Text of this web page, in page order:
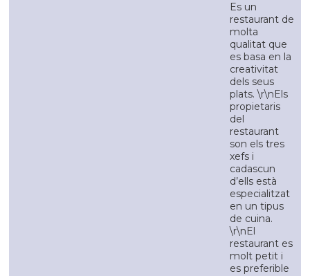
Es un
restaurant de
molta
qualitat que
es basa en la
creativitat
dels seus
plats. \r\nEls
propietaris
del
restaurant
son els tres
xefs i
cadascun
d’ells està
especialitzat
en un tipus
de cuina.
\r\nEl
restaurant es
molt petit i
es preferible